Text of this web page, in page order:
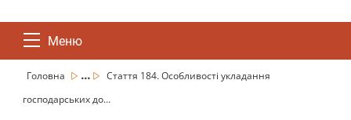
Меню
Головна ...
Стаття 184. Особливості укладання
господарських до...